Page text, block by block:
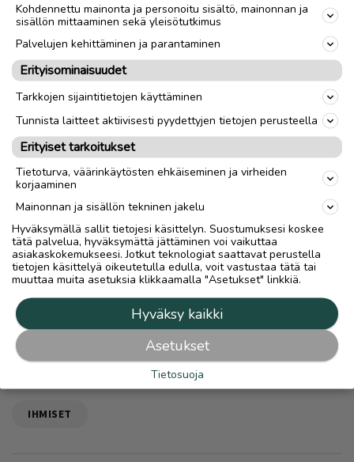
IHMISET
Kohdennettu mainonta ja personoitu sisältö, mainonnan ja
sisällön mittaaminen sekä yleisötutkimus
Palvelujen kehittäminen ja parantaminen
Erityisominaisuudet
Tarkkojen sijaintitietojen käyttäminen
Tunnista laitteet aktiivisesti pyydettyjen tietojen perusteella
Erityiset tarkoitukset
Tietoturva, väärinkäytösten ehkäiseminen ja virheiden
korjaaminen
Mainonnan ja sisällön tekninen jakelu
Hyväksymällä sallit tietojesi käsittelyn. Suostumuksesi koskee
tätä palvelua, hyväksymättä jättäminen voi vaikuttaa
asiakaskokemukseesi. Jotkut teknologiat saattavat perustella
tietojen käsittelyä oikeutetulla edulla, voit vastustaa tätä tai
muuttaa muita asetuksia klikkaamalla "Asetukset" linkkiä.
Hyväksy kaikki
Asetukset
Tietosuoja